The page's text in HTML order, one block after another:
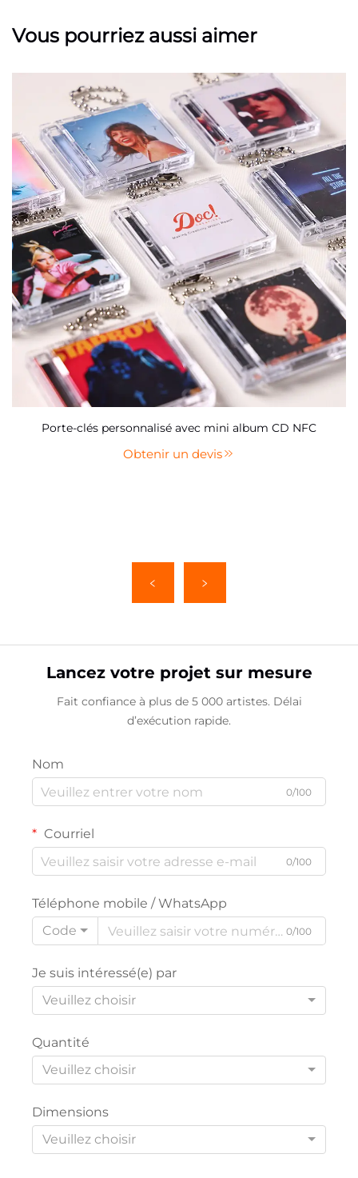
Vous pourriez aussi aimer
Porte-clés personnalisé avec mini album CD NFC
Obtenir un devis
Lancez votre projet sur mesure
Fait confiance à plus de 5 000 artistes. Délai
d’exécution rapide.
Nom
0/100
Courriel
0/100
Téléphone mobile / WhatsApp
Code
0/100
Je suis intéressé(e) par
Veuillez choisir
Quantité
Veuillez choisir
Dimensions
Veuillez choisir